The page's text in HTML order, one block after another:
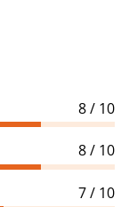
8 / 10
8 / 10
7 / 10